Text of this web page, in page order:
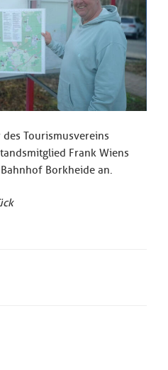
Tourismusvereins
Frank Wiens
Borkheide an.